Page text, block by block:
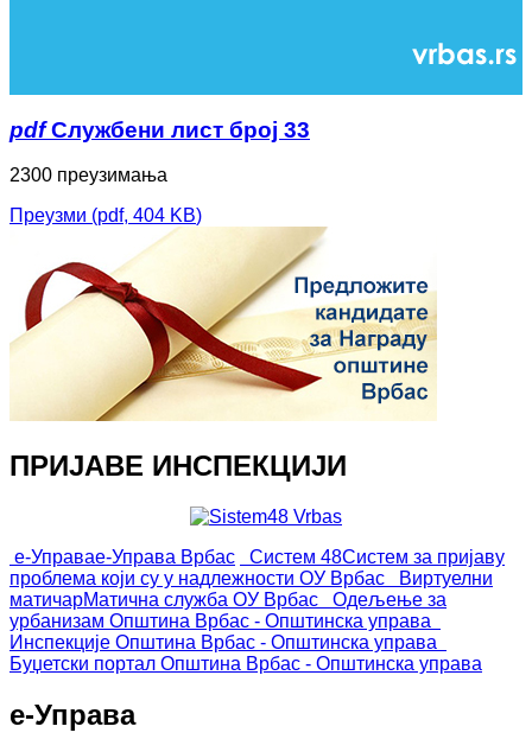
pdf Службени лист број 33
2300 преузимања
Преузми (pdf, 404 KB)
ПРИЈАВЕ ИНСПЕКЦИЈИ
е-Управае-Управа Врбас Систем 48Систем за пријаву
проблема који су у надлежности ОУ Врбас
Виртуелни
матичарМатична служба ОУ Врбас
Одељење за
урбанизам Општина Врбас - Општинска управа
Инспекције Општина Врбас - Општинска управа
Буџетски портал Општина Врбас - Општинска управа
е-Управа